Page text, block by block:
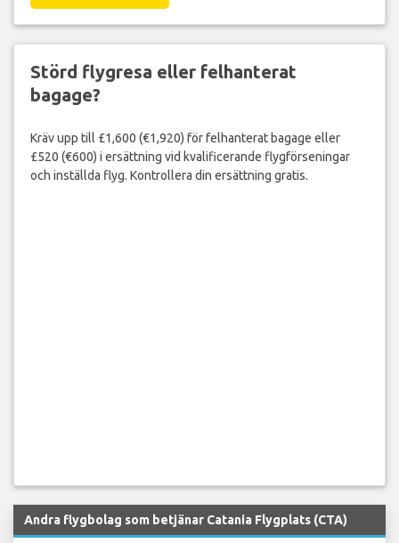
Störd flygresa eller felhanterat
bagage?
Kräv upp till £1,600 (€1,920) för felhanterat bagage eller
£520 (€600) i ersättning vid kvalificerande flygförseningar
och inställda flyg. Kontrollera din ersättning gratis.
Andra flygbolag som betjänar Catania Flygplats (CTA)